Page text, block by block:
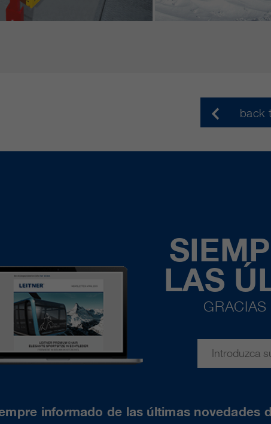
back
LAS
informado de las últimas novedades